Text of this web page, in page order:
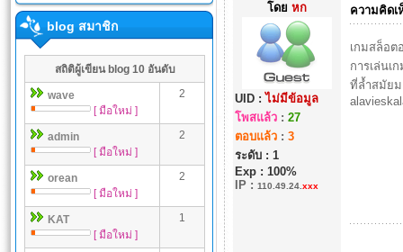
blog สมาชิก
สถิติผู้เขียน blog 10 อันดับ
wave
[ มือใหม่ ]
2
admin
[ มือใหม่ ]
2
orean
[ มือใหม่ ]
2
KAT
[ มือใหม่ ]
1
โดย หก
UID :ไม่มีข้อมูล
โพสแล้ว: 27
ตอบแล้ว: 3
ระดับ : 1
Exp : 100%
IP: 110.49.24. xxx
ความคิด
เกมสล็อต
การเล่นเ
ที่ล้ำสมัยม